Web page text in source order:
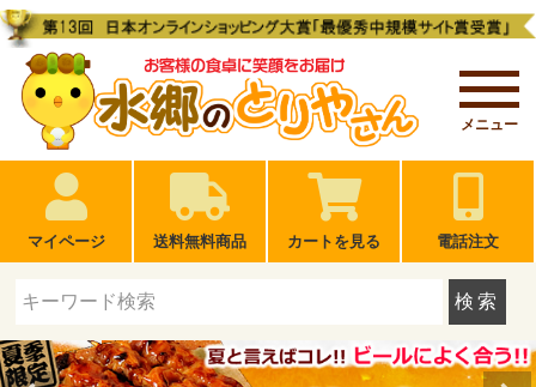
メニュー
マイページ 送料無料商品 カートを見る 電話注文
検索